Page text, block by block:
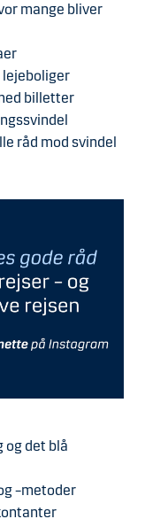
mange bliver
lejeboliger
billetter
råd mod svindel
og det blå
–metoder